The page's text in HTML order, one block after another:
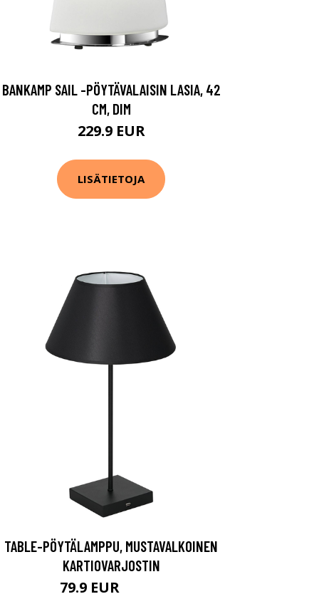
BANKAMP SAIL -PÖYTÄVALAISIN LASIA, 42
CM, DIM
229.9 EUR
LISÄTIETOJA
TABLE-PÖYTÄLAMPPU, MUSTAVALKOINEN
KARTIOVARJOSTIN
79.9 EUR